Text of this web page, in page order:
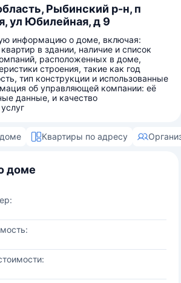
Рыбинский р-н, п
ул Юбилейная, д 9
информацию о доме, включая:
в здании, наличие и список
расположенных в доме,
строения, такие как год
тип конструкции и использованные
об управляющей компании: её
данные, и качество
Квартиры по адресу
доме